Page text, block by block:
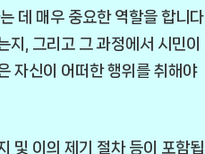
데 매우 중요한 역할을 합니다.
, 그리고 그 과정에서 시민이
자신이 어떠한 행위를 취해야
및 이의 제기 절차 등이 포함됩